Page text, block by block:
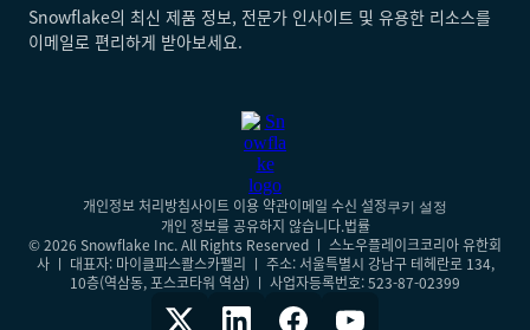
Snowflake의 최신 제품 정보, 전문가 인사이트 및 유용한 리소스를
이메일로 편리하게 받아보세요.
개인정보 처리방침사이트 이용 약관이메일 수신 설정쿠키 설정
개인 정보를 공유하지 않습니다.법률
© 2026 Snowflake Inc. All Rights Reserved ㅣ 스노우플레이크코리아 유한회
사 ㅣ 대표자: 마이클파스콸스카펠리 ㅣ 주소: 서울특별시 강남구 테헤란로 134,
10층(역삼동, 포스코타워 역삼) ㅣ 사업자등록번호: 523-87-02399